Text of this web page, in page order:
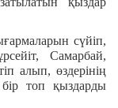
сүйіп,
Самарбай,
алып, өздерінің
топ қыздарды